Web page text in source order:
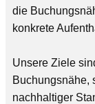
die
konkrete
Unsere Ziele
Buchungsnähe,
nachhaltiger